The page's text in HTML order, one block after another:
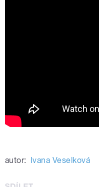
autor: Ivana Veselková